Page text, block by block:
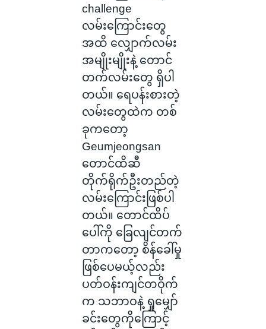
challenge
လမ်းကြောင်းတွေ
အထိ လျှောက်လမ်း
အမျိုးမျိုးနဲ့ တောင်
တက်လမ်းတွေ ရှိပါ
တယ်။ ရေပန်းစားတဲ့
လမ်းတွေထဲက တစ်
ခုကတော့
Geumjeongsan
တောင်ထိဆီ
တိုက်ရိုက်ဦးတည်တဲ့
လမ်းကြောင်းဖြစ်ပါ
တယ်။ တောင်ထိပ်
ပေါ်ကို ခြေလျင်တက်
တာကတော့ စိန်ခေါ်မှု
ဖြစ်ပေမယ့်လည်း
ပတ်ဝန်းကျင်တဝိုက်
က သဘာဝနဲ့ ရှုမျှော်
ခင်းတွေကိုကြောင့်